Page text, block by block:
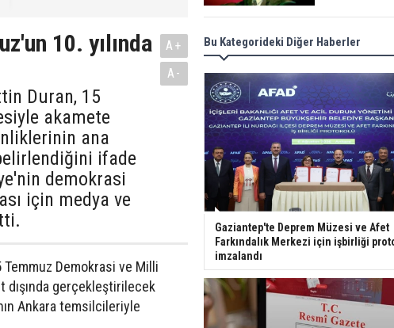
10. yılında
Duran, 15
akamete
ana
ifade
demokrasi
için medya ve
A+
A-
Temmuz Demokrasi ve Milli
dışında gerçekleştirilecek
Ankara temsilcileriyle
Meral Akşener
Müsavat
cenazede
29 Mayıs
Bilim kurgu
Dondurulmuş
hayata
Ünlü türkücü
Tuncer estetik
operasyon
hali gündem
Bu Kategorideki Diğer Haberler
Gaziantep'te Deprem Müzesi ve Afet
Farkındalık Merkezi için işbirliği
imzalandı